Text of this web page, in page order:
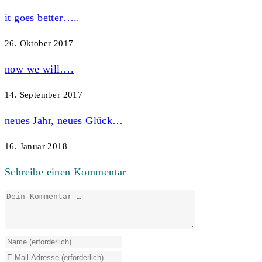
it goes better…..
26. Oktober 2017
now we will….
14. September 2017
neues Jahr, neues Glück…
16. Januar 2018
Schreibe einen Kommentar
Kommentar
Gib
deinen
Gib